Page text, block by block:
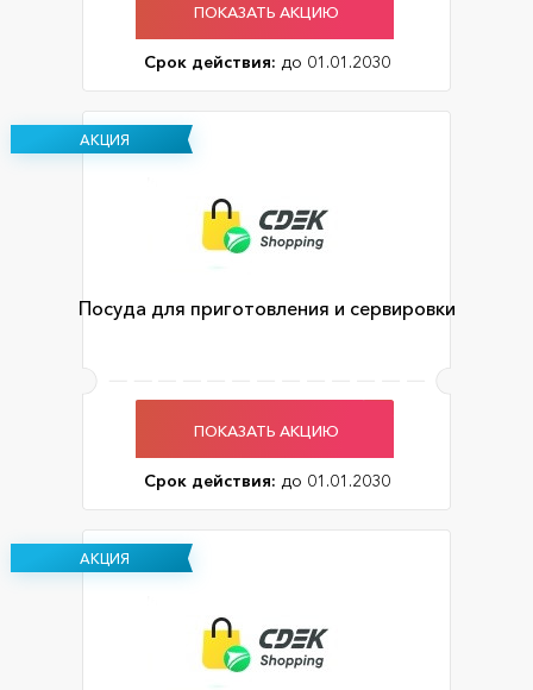
ПОКАЗАТЬ АКЦИЮ
Срок действия: до 01.01.2030
АКЦИЯ
Посуда для приготовления и сервировки
ПОКАЗАТЬ АКЦИЮ
Срок действия: до 01.01.2030
АКЦИЯ